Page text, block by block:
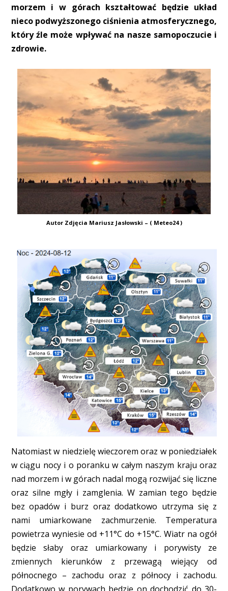
morzem i w górach kształtować będzie układ
nieco podwyższonego ciśnienia atmosferycznego,
który źle może wpływać na nasze samopoczucie i
zdrowie.
Autor Zdjęcia Mariusz Jasłowski – ( Meteo24 )
Natomiast w niedzielę wieczorem oraz w poniedziałek
w ciągu nocy i o poranku w całym naszym kraju oraz
nad morzem i w górach nadal mogą rozwijać się liczne
oraz silne mgły i zamglenia. W zamian tego będzie
bez opadów i burz oraz dodatkowo utrzyma się z
nami umiarkowane zachmurzenie. Temperatura
powietrza wyniesie od +11°C do +15°C. Wiatr na ogół
będzie słaby oraz umiarkowany i porywisty ze
zmiennych kierunków z przewagą wiejący od
północnego – zachodu oraz z północy i zachodu.